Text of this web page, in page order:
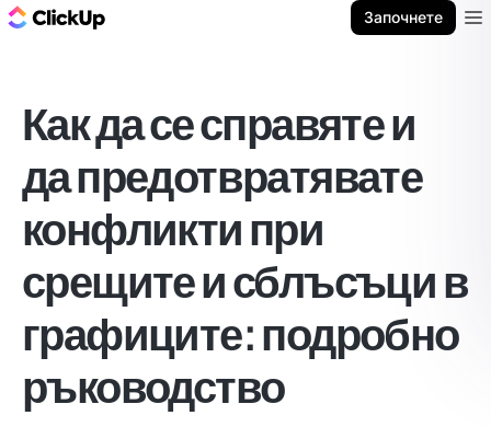
Започнете
Как да се справяте и
да предотвратявате
конфликти при
срещите и сблъсъци в
графиците: подробно
ръководство